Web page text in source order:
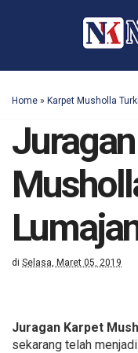
Home » Karpet Musholla Turki
di Selasa, Maret 05, 2019
Juragan Karpet
sekarang telah